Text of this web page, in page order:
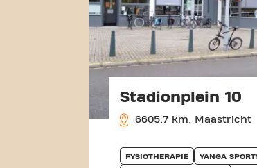
Stadionplein 10
6605.7 km, Maastricht
FYSIOTHERAPIE YANGA